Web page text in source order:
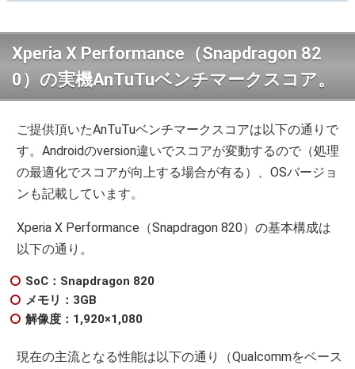
Xperia X Performance（Snapdragon 82
0）の実機AnTuTuベンチマークスコア。
ご提供頂いたAnTuTuベンチマークスコアは以下の通りで
す。Androidのversion違いでスコアが変動するので（処理
の最適化でスコアが向上する場合が有る）、OSバージョ
ンも記載しています。
Xperia X Performance（Snapdragon 820）の基本構成は
以下の通り。
SoC：Snapdragon 820
メモリ：3GB
解像度：1,920×1,080
現在の主流となる性能は以下の通り（Qualcommをベース